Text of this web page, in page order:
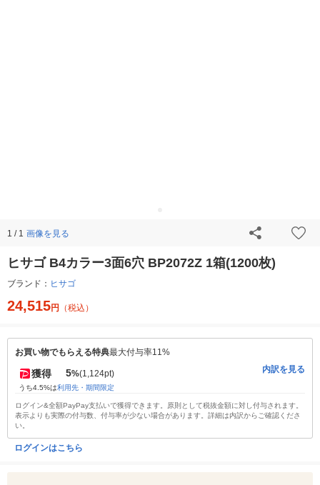
1 / 1 画像を見る
ヒサゴ B4カラー3面6穴 BP2072Z 1箱(1200枚)
ブランド： ヒサゴ
24,515円 （税込）
お買い物でもらえる特典最大付与率11%
獲得 5%(1,124pt)
うち4.5%は利用先・期間限定
内訳を見る
ログイン&全額PayPay支払いで獲得できます。原則として税抜金額に対し付与されます。
表示よりも実際の付与数、付与率が少ない場合があります。詳細は内訳からご確認くださ
い。
ログインはこちら